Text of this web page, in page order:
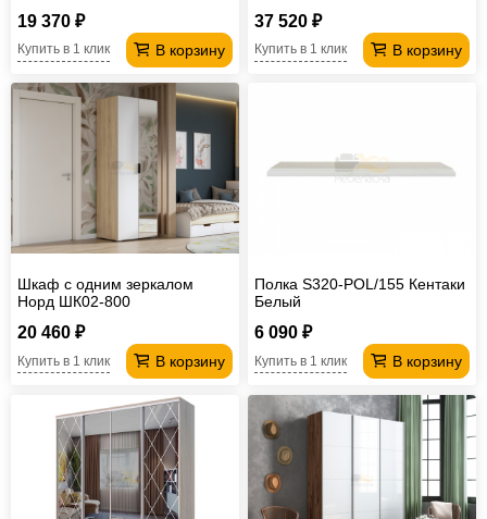
19 370 ₽
В корзину
Купить в 1 клик
37 520 ₽
В корзину
Купить в 1 клик
Шкаф c одним зеркалом
Норд ШК02-800
20 460 ₽
В корзину
Купить в 1 клик
Полка S320-POL/155 Кентаки
Белый
6 090 ₽
В корзину
Купить в 1 клик